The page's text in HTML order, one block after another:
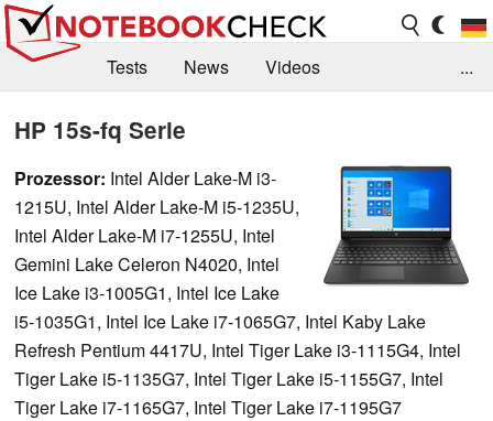
Tests News
Videos
Jobs
Forum
...
HP 15s-fq Serie
Prozessor: Intel Alder Lake-M i3-
1215U, Intel Alder Lake-M i5-1235U,
Intel Alder Lake-M i7-1255U, Intel
Gemini Lake Celeron N4020, Intel
Ice Lake i3-1005G1, Intel Ice Lake
i5-1035G1, Intel Ice Lake i7-1065G7, Intel Kaby Lake
Refresh Pentium 4417U, Intel Tiger Lake i3-1115G4, Intel
Tiger Lake i5-1135G7, Intel Tiger Lake i5-1155G7, Intel
Tiger Lake i7-1165G7, Intel Tiger Lake i7-1195G7